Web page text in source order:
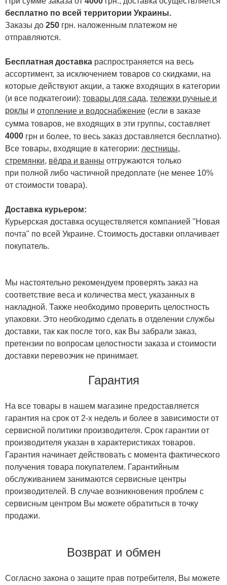
бесплатно по всей территории Украины.
Заказы до 250 грн. наложенным платежом не
отправляются.
Бесплатная доставка распространяется на весь
ассортимент, за исключением товаров со скидками, на
которые действуют акции, а также входящих в категории
(и все подкатегоии): товары для сада, тележки ручные и
роклы и отопление и водоснабжение (если в заказе
сумма товаров, не входящих в эти группы, составляет
4000 грн и более, то весь заказ доставляется бесплатно).
Все товары, входящие в категории: лестницы,
стремянки, вёдра и ванны отгружаются только
при полной либо частичной предоплате (не менее 10%
от стоимости товара).
Доставка курьером:
Курьерская доставка осуществляется компанией "Новая
почта" по всей Украине. Стоимость доставки оплачивает
покупатель.
Мы настоятельно рекомендуем проверять заказ на
соответствие веса и количества мест, указанных в
накладной. Также необходимо проверить целостность
упаковки. Это необходимо сделать в отделении службы
доставки, так как после того, как Вы забрали заказ,
претензии по вопросам целостности заказа и стоимости
доставки перевозчик не принимает.
Гарантия
На все товары в нашем магазине предоставляется
гарантия на срок от 2-х недель и более в зависимости от
сервисной политики производителя. Срок гарантии от
производителя указан в характеристиках товаров.
Гарантия начинает действовать с момента фактического
получения товара покупателем. Гарантийным
обслуживанием занимаются сервисные центры
производителей. В случае возникновения проблем с
сервисным центром Вы можете обратиться в точку
продажи.
Возврат и обмен
Согласно закона о защите прав потребителя, Вы можете